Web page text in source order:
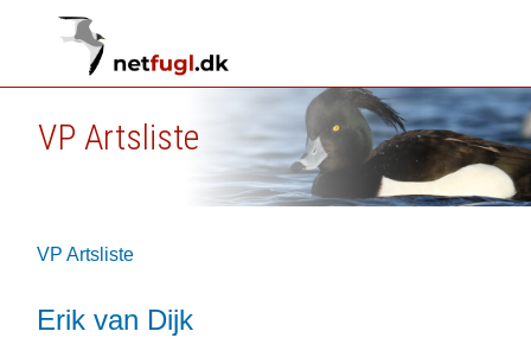
VP Artsliste
VP Artsliste
Erik van Dijk